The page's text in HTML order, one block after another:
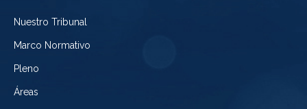
Nuestro Tribunal
Marco Normativo
Pleno
Áreas